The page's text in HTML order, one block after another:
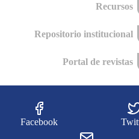
Recursos
Repositorio institucional
Portal de revistas
Facebook